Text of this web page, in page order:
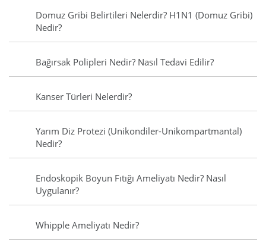
Domuz Gribi Belirtileri Nelerdir? H1N1 (Domuz Gribi)
Nedir?
Bağırsak Polipleri Nedir? Nasıl Tedavi Edilir?
Kanser Türleri Nelerdir?
Yarım Diz Protezi (Unikondiler-Unikompartmantal)
Nedir?
Endoskopik Boyun Fıtığı Ameliyatı Nedir? Nasıl
Uygulanır?
Whipple Ameliyatı Nedir?